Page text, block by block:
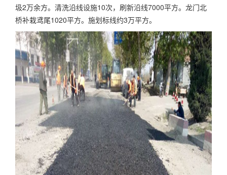
圾2万余方。清洗沿线设施10次，刷新沿线7000平方。龙门北
桥补栽鸢尾1020平方。施划标线约3万平方。